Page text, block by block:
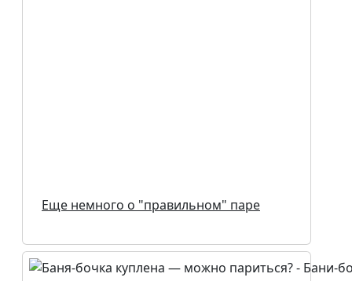
Еще немного о "правильном" паре